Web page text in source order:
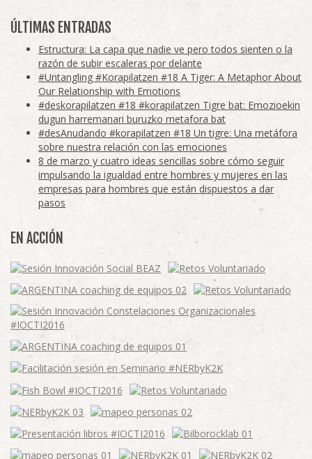
ÚLTIMAS ENTRADAS
Estructura: La capa que nadie ve pero todos sienten o la
razón de subir escaleras por delante
#Untangling #Korapilatzen #18 A Tiger: A Metaphor About
Our Relationship with Emotions
#deskorapilatzen #18 #korapilatzen Tigre bat: Emozioekin
dugun harremanari buruzko metafora bat
#desAnudando #korapilatzen #18 Un tigre: Una metáfora
sobre nuestra relación con las emociones
8 de marzo y cuatro ideas sencillas sobre cómo seguir
impulsando la igualdad entre hombres y mujeres en las
empresas para hombres que están dispuestos a dar
pasos
EN ACCIÓN